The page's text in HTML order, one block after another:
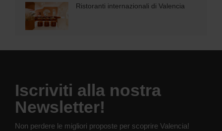
Ristoranti internazionali di Valencia
Iscriviti alla nostra
Newsletter!
Non perdere le migliori proposte per scoprire Valencia!